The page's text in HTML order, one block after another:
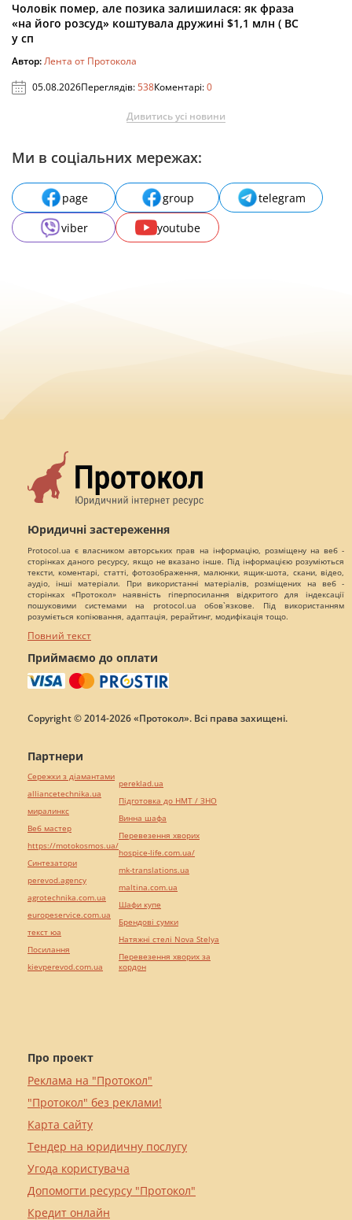
Чоловік помер, але позика залишилася: як фраза
«на його розсуд» коштувала дружині $1,1 млн ( ВС
у сп
Автор:Лента от Протокола
05.08.2026Переглядів:538Коментарі:0
Дивитись усі новини
Ми в соціальних мережах:
page group
telegram
viber
youtube
Юридичні застереження
Protocol.ua є власником авторських прав на інформацію, розміщену на веб -
сторінках даного ресурсу, якщо не вказано інше. Під інформацією розуміються
тексти, коментарі, статті, фотозображення, малюнки, ящик-шота, скани, відео,
аудіо, інші матеріали. При використанні матеріалів, розміщених на веб -
сторінках «Протокол» наявність гіперпосилання відкритого для індексації
пошуковими системами на protocol.ua обов`язкове. Під використанням
розуміється копіювання, адаптація, рерайтинг, модифікація тощо.
Повний текст
Приймаємо до оплати
Copyright © 2014-2026 «Протокол». Всі права захищені.
Про проект
Реклама на "Протокол"
"Протокол" без реклами!
Карта сайту
Тендер на юридичну послугу
Угода користувача
Допомогти ресурсу "Протокол"
Кредит онлайн
Партнери
Сережки з діамантами
alliancetechnika.ua
миралинкс
Веб мастер
https://motokosmos.ua/
Синтезатори
perevod.agency
agrotechnika.com.ua
europeservice.com.ua
текст юа
Посилання
kievperevod.com.ua
pereklad.ua
Підготовка до НМТ / ЗНО
Винна шафа
Перевезення хворих
hospice-life.com.ua/
mk-translations.ua
maltina.com.ua
Шафи купе
Брендові сумки
Натяжні стелі Nova Stelya
Перевезення хворих за
кордон